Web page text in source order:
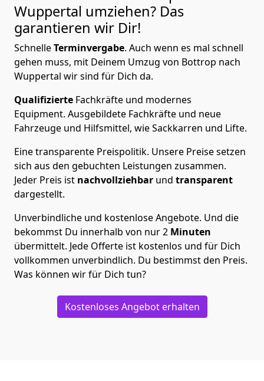
Wuppertal umziehen? Das
garantieren wir Dir!
SchnelleTerminvergabe. Auch wenn es mal schnell
gehen muss, mit Deinem Umzug von Bottrop nach
Wuppertal wir sind für Dich da.
Qualifizierte Fachkräfte und modernes
Equipment. Ausgebildete Fachkräfte und neue
Fahrzeuge und Hilfsmittel, wie Sackkarren und Lifte.
Eine transparente Preispolitik. Unsere Preise setzen
sich aus den gebuchten Leistungen zusammen.
Jeder Preis ist nachvollziehbar und transparent
dargestellt.
Unverbindliche und kostenlose Angebote. Und die
bekommst Du innerhalb von nur2 Minuten
übermittelt. Jede Offerte ist kostenlos und für Dich
vollkommen unverbindlich. Du bestimmst den Preis.
Was können wir für Dich tun?
Kostenloses Angebot erhalten